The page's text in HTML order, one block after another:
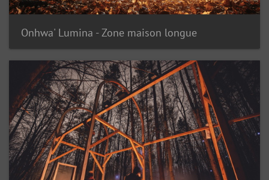
Onhwa' Lumina - Zone maison longue